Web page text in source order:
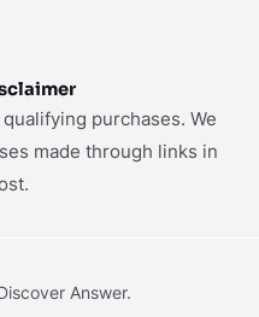
purchases. We
made through links in
Answer.